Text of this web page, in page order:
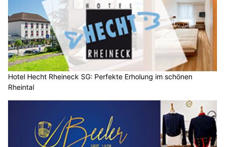
Hotel Hecht Rheineck SG: Perfekte Erholung im schönen
Rheintal